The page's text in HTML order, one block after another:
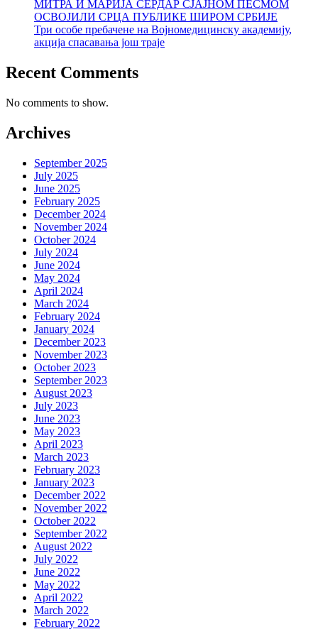
МИТРА И МАРИЈА СЕРДАР СЈАЈНОМ ПЕСМОМ
ОСВОЈИЛИ СРЦА ПУБЛИКЕ ШИРОМ СРБИЈЕ
Три особе пребачене на Војномедицинску академију,
акција спасавања још траје
Recent Comments
No comments to show.
Archives
September 2025
July 2025
June 2025
February 2025
December 2024
November 2024
October 2024
July 2024
June 2024
May 2024
April 2024
March 2024
February 2024
January 2024
December 2023
November 2023
October 2023
September 2023
August 2023
July 2023
June 2023
May 2023
April 2023
March 2023
February 2023
January 2023
December 2022
November 2022
October 2022
September 2022
August 2022
July 2022
June 2022
May 2022
April 2022
March 2022
February 2022